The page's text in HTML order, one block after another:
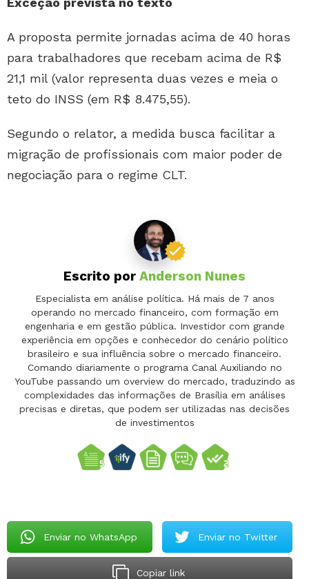
A proposta permite jornadas acima de 40 horas
para trabalhadores que recebam acima de R$
21,1 mil (valor representa duas vezes e meia o
teto do INSS (em R$ 8.475,55).
Segundo o relator, a medida busca facilitar a
migração de profissionais com maior poder de
negociação para o regime CLT.
Escrito por Anderson Nunes
Especialista em análise política. Há mais de 7 anos
operando no mercado financeiro, com formação em
engenharia e em gestão pública. Investidor com grande
experiência em opções e conhecedor do cenário político
brasileiro e sua influência sobre o mercado financeiro.
Comando diariamente o programa Canal Auxiliando no
YouTube passando um overview do mercado, traduzindo as
complexidades das informações de Brasília em análises
precisas e diretas, que podem ser utilizadas nas decisões
de investimentos
Enviar no WhatsApp Enviar no Twitter
Copiar link